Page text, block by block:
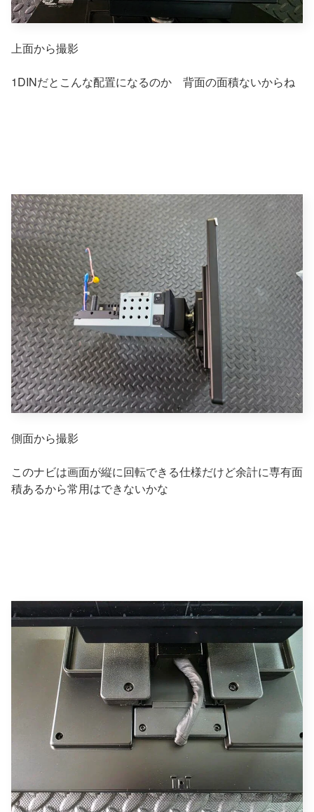
上面から撮影
1DINだとこんな配置になるのか 背面の面積ないからね
側面から撮影
このナビは画面が縦に回転できる仕様だけど余計に専有面
積あるから常用はできないかな